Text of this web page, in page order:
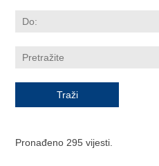
Pronađeno 295 vijesti.